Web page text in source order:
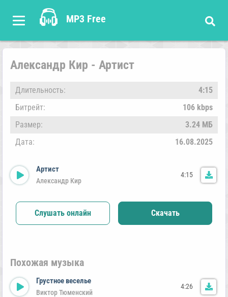
MP3 Free
Александр Кир - Артист
Длительность:
4:15
Битрейт:
106 kbps
Размер:
3.24 МБ
Дата:
16.08.2025
Артист
Александр Кир
4:15
Слушать онлайн Скачать
Похожая музыка
Грустное веселье
Виктор Тюменский
4:26